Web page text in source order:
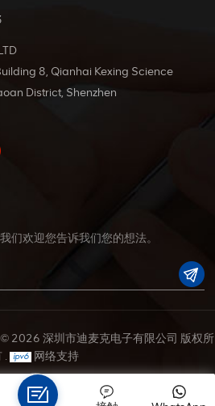
8, Qianhai Kexing Science
District, Shenzhen
们欢迎您告诉我们您的想法。
2026 深圳市迪麦克电子有限公司 版权所
.
网络支持